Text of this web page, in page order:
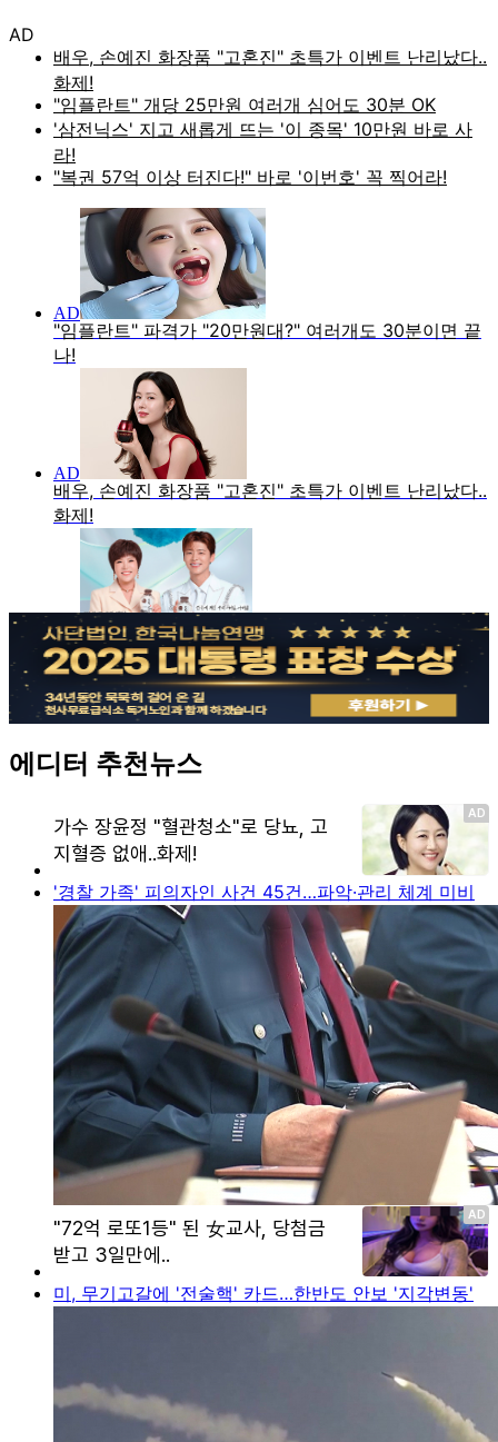
AD
에디터 추천뉴스
'경찰 가족' 피의자인 사건 45건…파악·관리 체계 미비
미, 무기고갈에 '전술핵' 카드…한반도 안보 '지각변동'